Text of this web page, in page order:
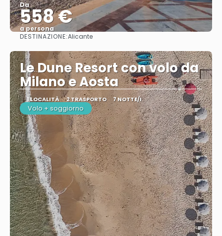
Da
558 €
a persona
DESTINAZIONE:Alicante
Le Dune Resort con volo da
Milano e Aosta
1 LOCALITÀ 2 TRASPORTO 7 NOTTE/I
Volo + soggiorno